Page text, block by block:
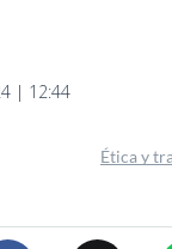
| 12:44
Ética y